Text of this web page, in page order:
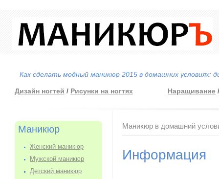
Как сделать модный маникюр 2015 в домашних условиях:
Дизайн ногтей / Рисунки на ногтях Наращивание
Маникюр
Женский маникюр
Мужской маникюр
Детский маникюр
Вы здесь
Маникюр в домашний
Информация